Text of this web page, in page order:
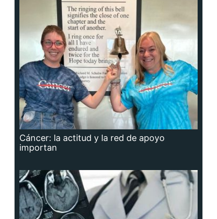
Cáncer: la actitud y la red de apoyo
importan